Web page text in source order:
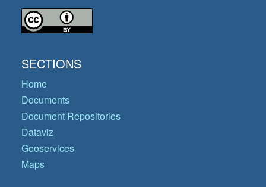
SECTIONS
Home
Documents
Document Repositories
Dataviz
Geoservices
Maps